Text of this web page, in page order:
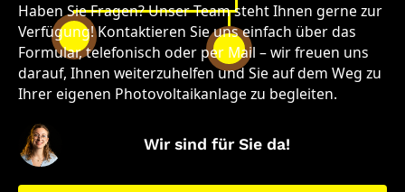
Haben Sie Fragen? Unser Team steht Ihnen gerne zur
Verfügung! Kontaktieren Sie uns einfach über das
Formular, telefonisch oder per Mail – wir freuen uns
darauf, Ihnen weiterzuhelfen und Sie auf dem Weg zu
Ihrer eigenen Photovoltaikanlage zu begleiten.
Wir sind für Sie da!